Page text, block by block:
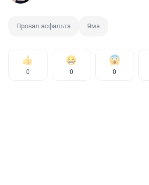
Провал асфальта Яма
0 0 0